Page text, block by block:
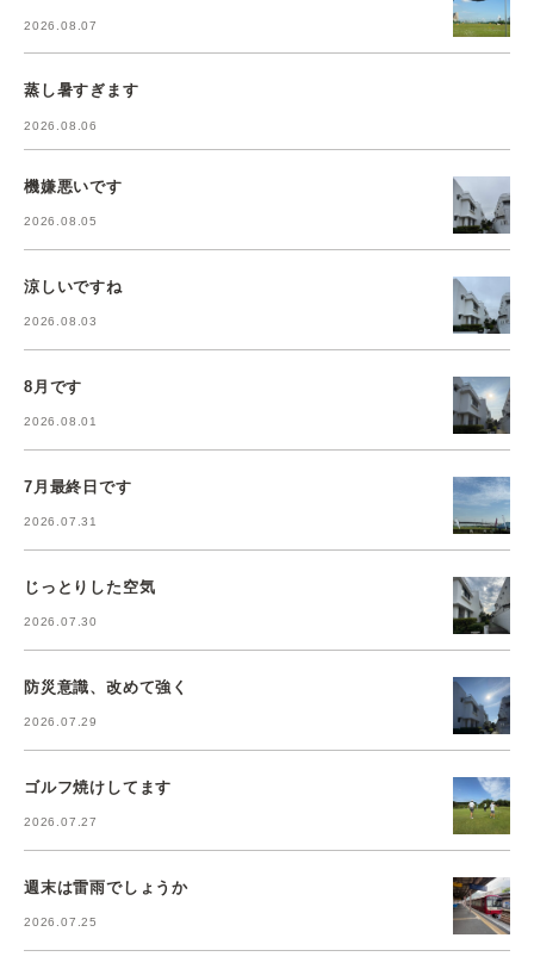
2026.08.07
蒸し暑すぎます
2026.08.06
機嫌悪いです
2026.08.05
涼しいですね
2026.08.03
8月です
2026.08.01
7月最終日です
2026.07.31
じっとりした空気
2026.07.30
防災意識、改めて強く
2026.07.29
ゴルフ焼けしてます
2026.07.27
週末は雷雨でしょうか
2026.07.25